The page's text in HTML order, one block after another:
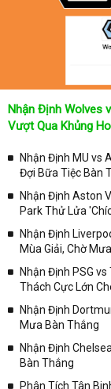
Nhận Định Wolves
Vượt Qua Khủng
Nhận Định MU vs
Đợi Bữa Tiệc Bàn
Nhận Định Aston
Park Thử Lửa
Nhận Định
Mùa Giải, Chờ
Nhận Định PSG
Thách Cực Lớn
Nhận Định
Mưa Bàn Thắng
Nhận Định
Bàn Thắng
Phân Tích Tân